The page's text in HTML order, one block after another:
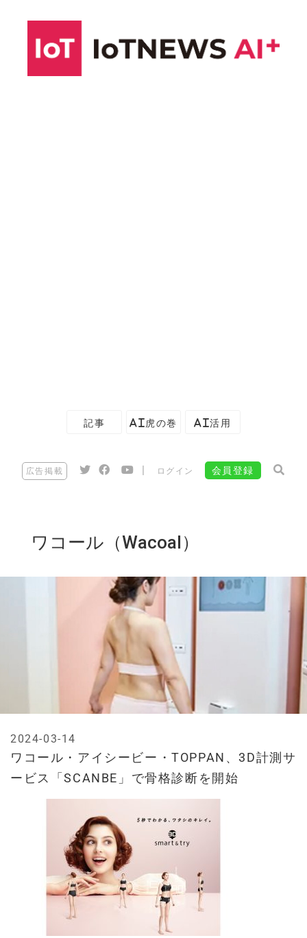
記事 AI虎の巻 AI活用
広告掲載 ログイン 会員登録
ワコール（Wacoal）
ワコール・アイシービー・TOPPAN、3D計測サ
ービス「SCANBE」で骨格診断を開始
2024-03-14